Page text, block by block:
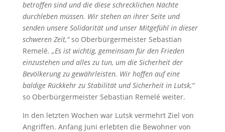
betroffen sind und die diese schrecklichen Nächte
durchleben müssen. Wir stehen an ihrer Seite und
senden unsere Solidarität und unser Mitgefühl in dieser
schweren Zeit,“so Oberbürgermeister Sebastian
Remelé. „Es ist wichtig, gemeinsam für den Frieden
einzustehen und alles zu tun, um die Sicherheit der
Bevölkerung zu gewährleisten. Wir hoffen auf eine
baldige Rückkehr zu Stabilität und Sicherheit in Lutsk,“
so Oberbürgermeister Sebastian Remelé weiter.
In den letzten Wochen war Lutsk vermehrt Ziel von
Angriffen. Anfang Juni erlebten die Bewohner von